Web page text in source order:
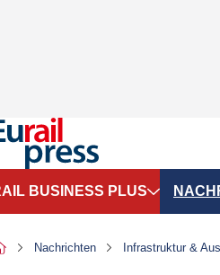
BUSINESS PLUS
Nachrichten Infrastruktur &